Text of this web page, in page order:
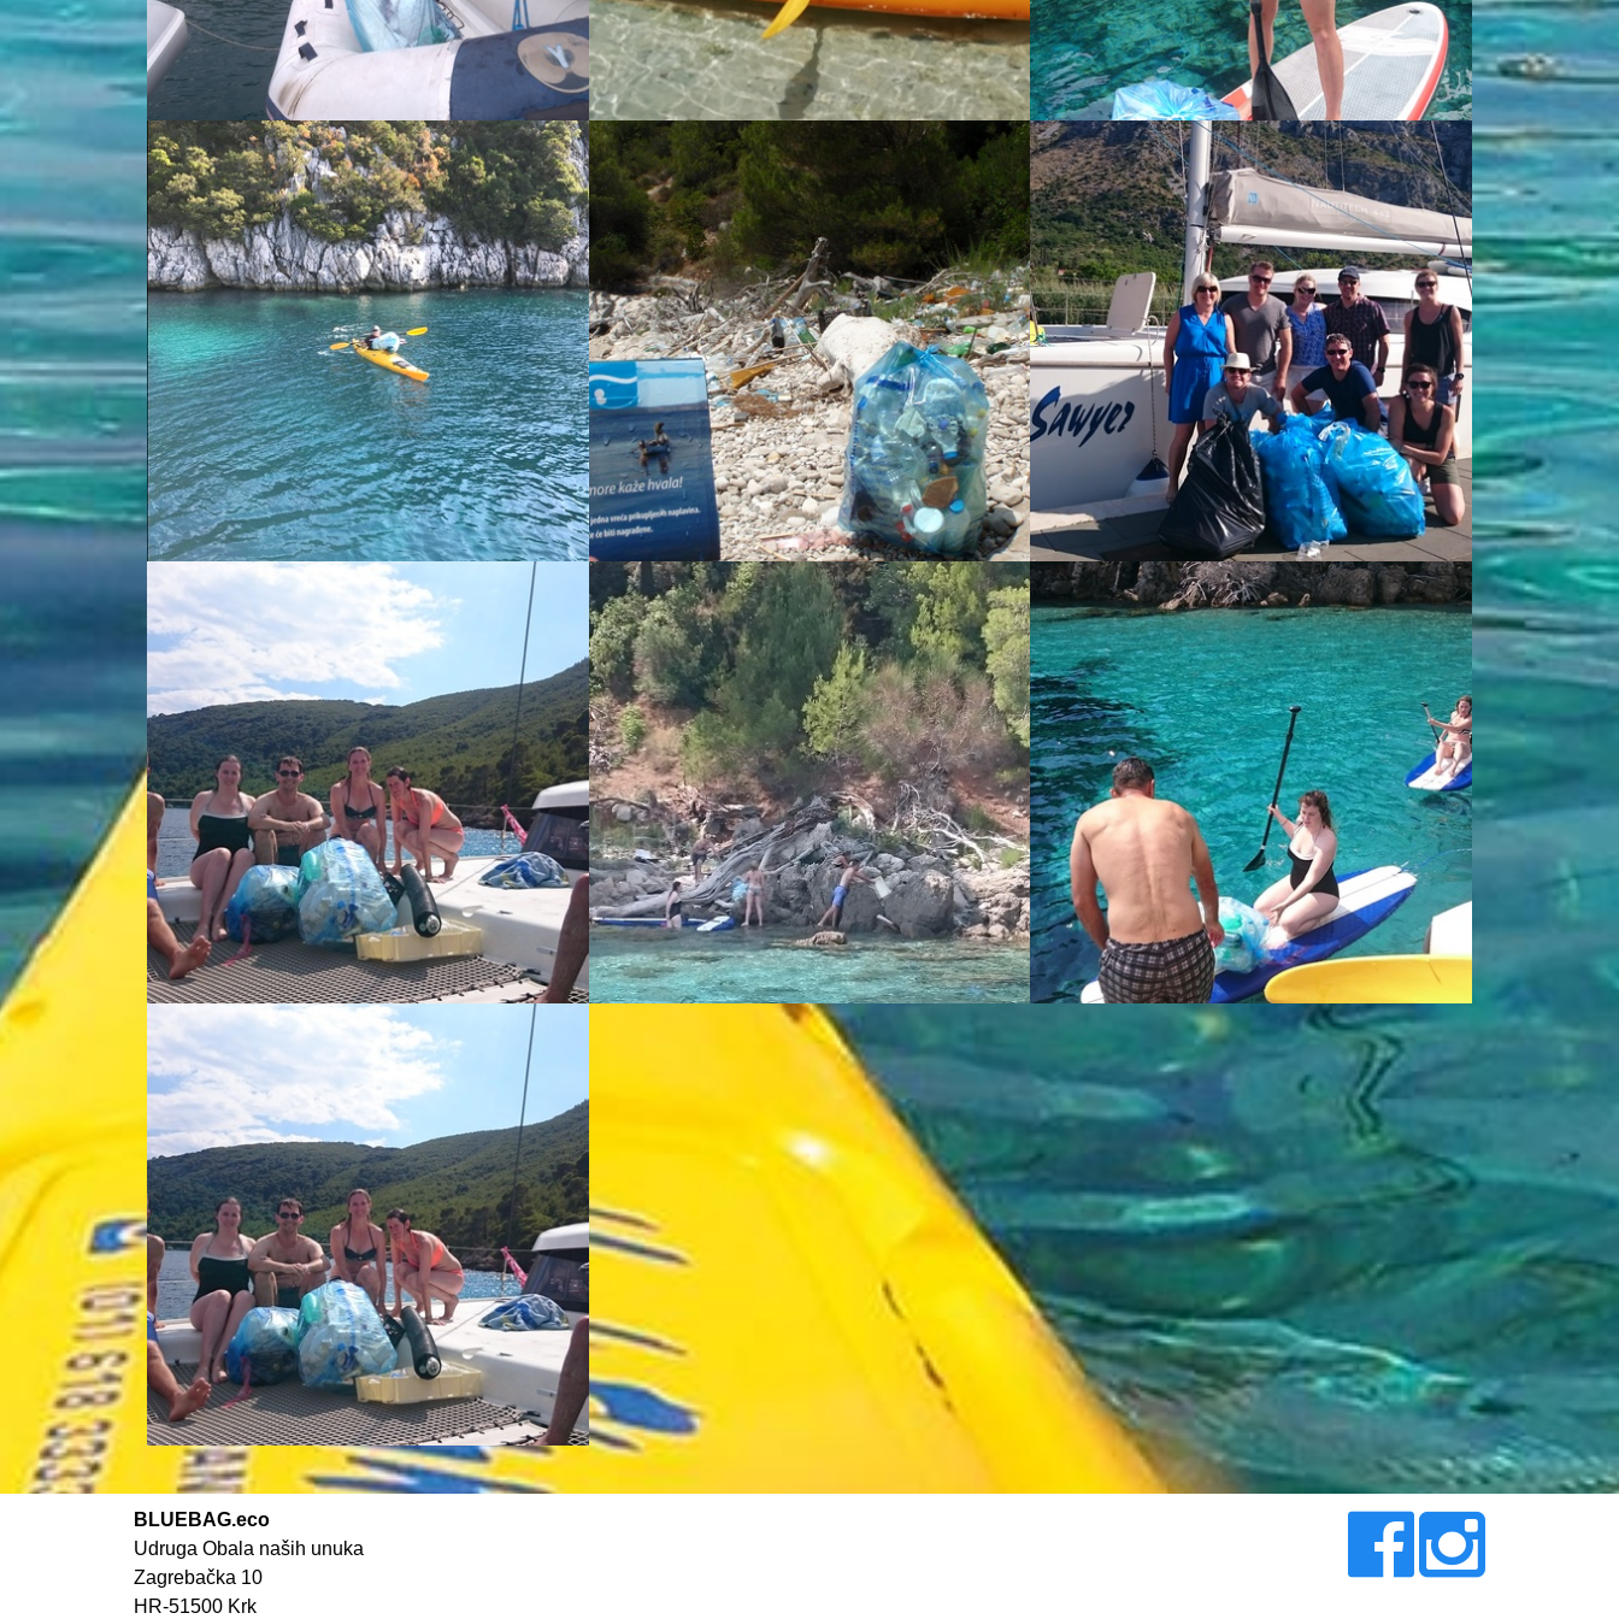
I sa ovog puta je... - Buck Finn Lastovo Sa gostima na tur... - Alex Being responsible... - Vlado
Paddling the blue... - Kathy Cummings This is just one ... - Vlado Odribožić This crew just ar... - Vlado Odribožić
Gosti na Huck Fin... - Vlado Odribožić Mljet National Park - Vlado Odribožić Mljet National Park - Vlado Odribožić
Mljet National Park - Vlado Odribožić
BLUEBAG.eco
Udruga Obala naših unuka
Zagrebačka 10
HR-51500 Krk